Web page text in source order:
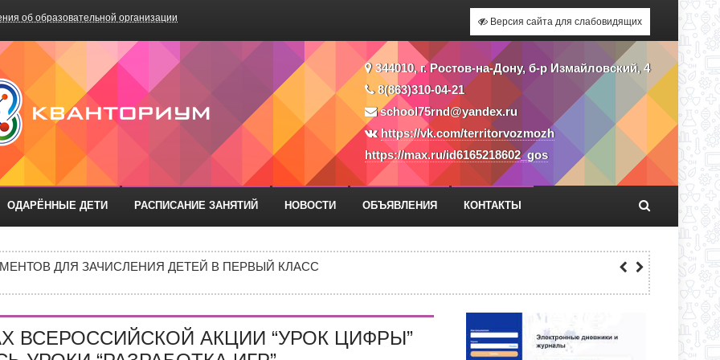
об образовательной организации Версия сайта для слабовидящих
«Школа №75»
344010, г. Ростов-на-Дону, б-р Измайловский, 4
8(863)310-04-21
school75rnd@yandex.ru
https://vk.com/territorvozmozh
https://max.ru/id6165218602_gos
ОДАРЁННЫЕ ДЕТИ РАСПИСАНИЕ ЗАНЯТИЙ НОВОСТИ ОБЪЯВЛЕНИЯ КОНТАКТЫ
В МБОУ «ШКОЛА № 75» ОТКРЫВАЮТСЯ КЛАССЫ ПОЛНОГО ДНЯ ПО АДРЕСУ: УЛ. Ю. ДУБИНИНА,
ДЛЯ ЗАЧИСЛЕНИЯ ДЕТЕЙ В ПЕРВЫЙ КЛАСС
ОТБОРЕ И ПРИЕМЕ ДОКУМЕНТОВ В 10 КЛАСС
В 10 КЛАСС
ВСЕРОССИЙСКОЙ АКЦИИ “УРОК ЦИФРЫ”